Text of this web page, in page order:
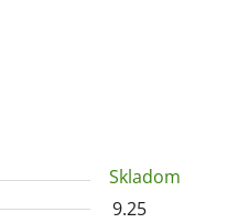
Skladom
9.25